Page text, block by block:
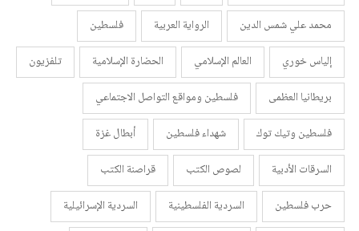
محمد علي شمس الدين
الرواية العربية
فلسطين
إلياس خوري
العالم الإسلامي الحضارة الإسلامية
تلفزيون
بريطانيا العظمى
فلسطين ومواقع التواصل الاجتماعي
فلسطين وتيك توك
شهداء فلسطين
أبطال غزة
السرقات الأدبية
لصوص الكتب
قراصنة الكتب
حرب فلسطين
السردية الفلسطينية
السردية الإسرائيلية